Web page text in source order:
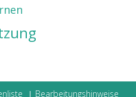
Bearbeitungshinweise